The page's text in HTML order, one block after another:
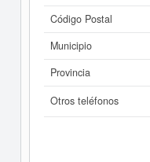
Código Postal
Municipio
Provincia
Otros teléfonos